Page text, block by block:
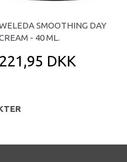
SMOOTHING DAY
- 40 ML.
221,95 DKK